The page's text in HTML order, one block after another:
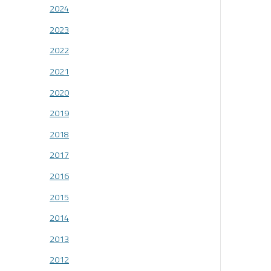
2024
2023
2022
2021
2020
2019
2018
2017
2016
2015
2014
2013
2012